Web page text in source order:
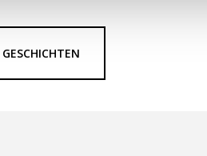
GESCHICHTEN